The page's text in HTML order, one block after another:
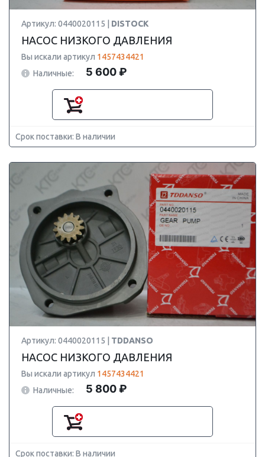
Артикул: 0440020115 | DISTOCK
НАСОС НИЗКОГО ДАВЛЕНИЯ
Вы искали артикул 1457434421
Наличные:
5 600 ₽
Срок поставки: В наличии
Артикул: 0440020115 | TDDANSO
НАСОС НИЗКОГО ДАВЛЕНИЯ
Вы искали артикул 1457434421
Наличные:
5 800 ₽
Срок поставки: В наличии